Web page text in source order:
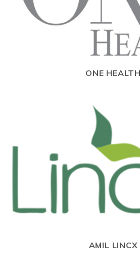
ONE HEALTH
AMIL LINCX